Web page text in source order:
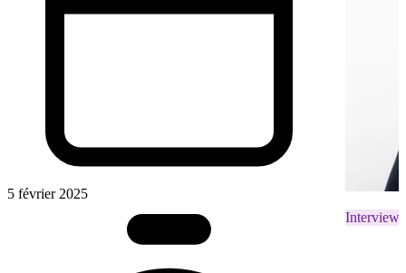
5 février 2025
Interviews